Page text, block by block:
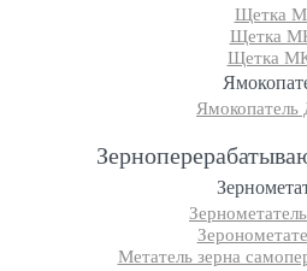
Щетка
Щетка
Щетка
Метатель зерна